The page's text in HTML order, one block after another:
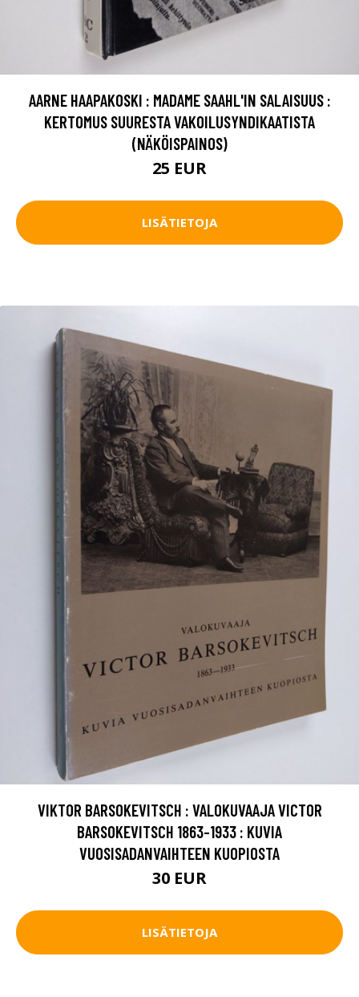
AARNE HAAPAKOSKI : MADAME SAAHL'IN SALAISUUS :
KERTOMUS SUURESTA VAKOILUSYNDIKAATISTA
(NÄKÖISPAINOS)
25 EUR
LISÄTIETOJA
VIKTOR BARSOKEVITSCH : VALOKUVAAJA VICTOR
BARSOKEVITSCH 1863-1933 : KUVIA
VUOSISADANVAIHTEEN KUOPIOSTA
30 EUR
LISÄTIETOJA